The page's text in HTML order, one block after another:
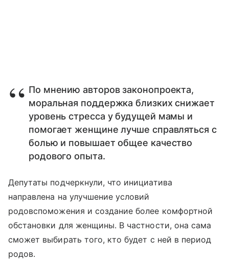
По мнению авторов законопроекта,
моральная поддержка близких снижает
уровень стресса у будущей мамы и
помогает женщине лучше справляться с
болью и повышает общее качество
родового опыта.
Депутаты подчеркнули, что инициатива
направлена на улучшение условий
родовспоможения и создание более комфортной
обстановки для женщины. В частности, она сама
сможет выбирать того, кто будет с ней в период
родов.